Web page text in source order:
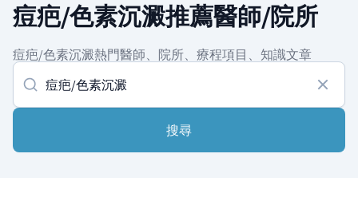
醫師專欄專訪
健康主題館
我是醫療人員
痘疤/色素沉澱推薦醫師/院所
痘疤/色素沉澱熱門醫師、院所、療程項目、知識文章
搜尋